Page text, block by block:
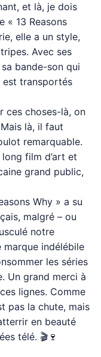
et là, je dois
« 13 Reasons
elle a un style,
Avec ses
bande-son qui
est transportés
ces choses-là, on
là, il faut
remarquable.
film d’art et
grand public,
Why » a su
malgré – ou
notre
marque indélébile
les séries
Un grand merci à
lignes. Comme
pas la chute, mais
en beauté
télé. 🎬🍷